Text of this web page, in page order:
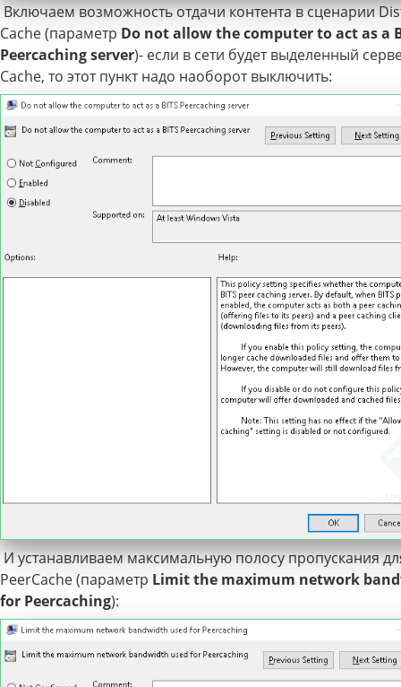
Включаем возможность отдачи контента в сценарии
Cache (параметр Do not allow the computer to act as a
Peercaching server)- если в сети будет выделенный
Cache, то этот пункт надо наоборот выключить:
И устанавливаем максимальную полосу пропускания
PeerCache (параметр Limit the maximum network
for Peercaching):